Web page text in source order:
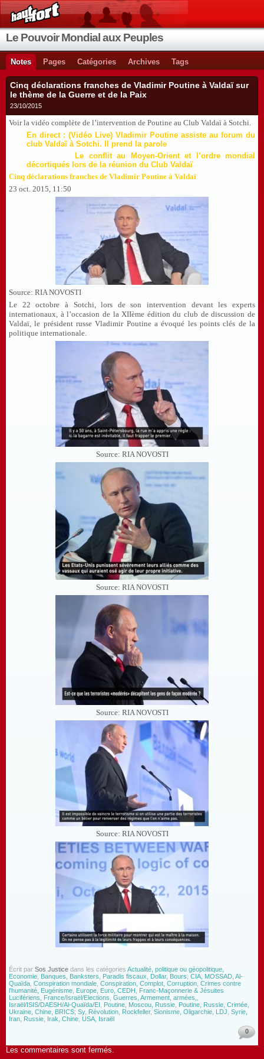
Le Pouvoir Mondial aux Peuples
Notes Pages Catégories Archives Tags
Cinq déclarations franches de Vladimir Poutine à Valdaï sur
le thème de la Guerre et de la Paix
23/10/2015
Voir la vidéo complète de l’intervention de Poutine au Club Valdaï à Sotchi.
En direct : (Vidéo Live) Vladimir Poutine assiste au forum du
club Valdaï à Sotchi. Il prend la parole
Le conflit au Moyen-Orient et l’ordre mondial
décortiqués lors de la réunion du Club Valdaï
Cinq déclarations franches de Vladimir Poutine à Valdaï
23 oct. 2015, 11:50
Source: RIA NOVOSTI
Le 22 octobre à Sotchi, lors de son intervention devant les experts
internationaux, à l’occasion de la XIIème édition du club de discussion de
Valdaï, le président russe Vladimir Poutine a évoqué les points clés de la
politique internationale.
Source: RIA NOVOSTI
Source: RIA NOVOSTI
Source: RIA NOVOSTI
Source: RIA NOVOSTI
Écrit par Sos Justice dans les catégories Actualité, politique ou géopolitique,
Economie Banques, Banksters, Paradis fiscaux, Dollar, Bours CIA, MOSSAD, Al-
Quaïda Conspiration mondiale Conspiration, Complot, Corruption Crimes contre
l'humanité, Eugénisme Europe, Euro, CEDH
Franc-Maçonnerie & Jésuites
Lucifériens
France/Israël/Elections Guerres, Armement, armées,
Israël/ISIS/DAESH/Al-Quaïda/EI
Poutine, Moscou, Russie Poutine, Russie, Crimée,
Ukraine, Chine, BRICS; Sy, Révolution Rockfeller, Sionisme, Oligarchie, LDJ Syrie,
Iran, Russie, Irak, Chine USA, Israël
0
Les commentaires sont fermés.